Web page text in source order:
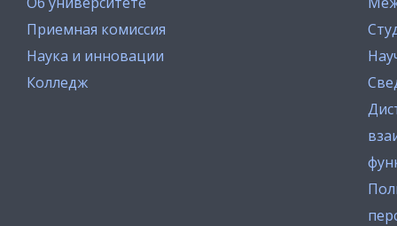
Приемная комиссия
Наука и инновации
Колледж